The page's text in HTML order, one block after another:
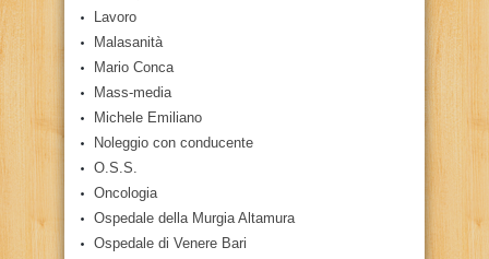
Lavoro
Malasanità
Mario Conca
Mass-media
Michele Emiliano
Noleggio con conducente
O.S.S.
Oncologia
Ospedale della Murgia Altamura
Ospedale di Venere Bari